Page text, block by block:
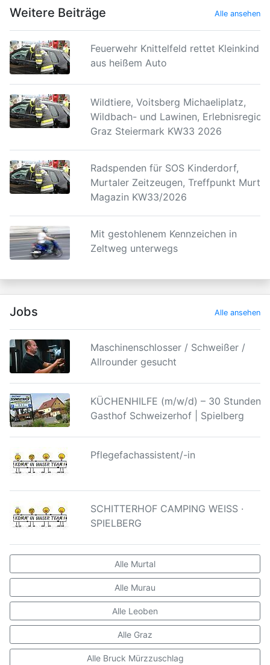
Weitere Beiträge Alle ansehen
Feuerwehr Knittelfeld rettet Kleinkind
aus heißem Auto
Wildtiere, Voitsberg Michaeliplatz,
Wildbach- und Lawinen, Erlebnisregion
Graz Steiermark KW33 2026
Radspenden für SOS Kinderdorf,
Murtaler Zeitzeugen, Treffpunkt Murtal
Magazin KW33/2026
Mit gestohlenem Kennzeichen in
Zeltweg unterwegs
Jobs Alle ansehen
Maschinenschlosser / Schweißer /
Allrounder gesucht
KÜCHENHILFE (m/w/d) – 30 Stunden |
Gasthof Schweizerhof | Spielberg
Pflegefachassistent/-in
SCHITTERHOF CAMPING WEISS ·
SPIELBERG
Alle Murtal
Alle Murau
Alle Leoben
Alle Graz
Alle Bruck Mürzzuschlag